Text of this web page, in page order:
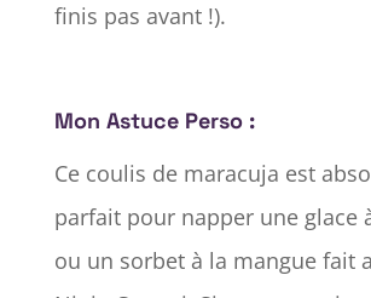
finis pas avant !).
Mon Astuce Perso :
Ce coulis de maracuja est
parfait pour napper une glace
ou un sorbet à la mangue fait